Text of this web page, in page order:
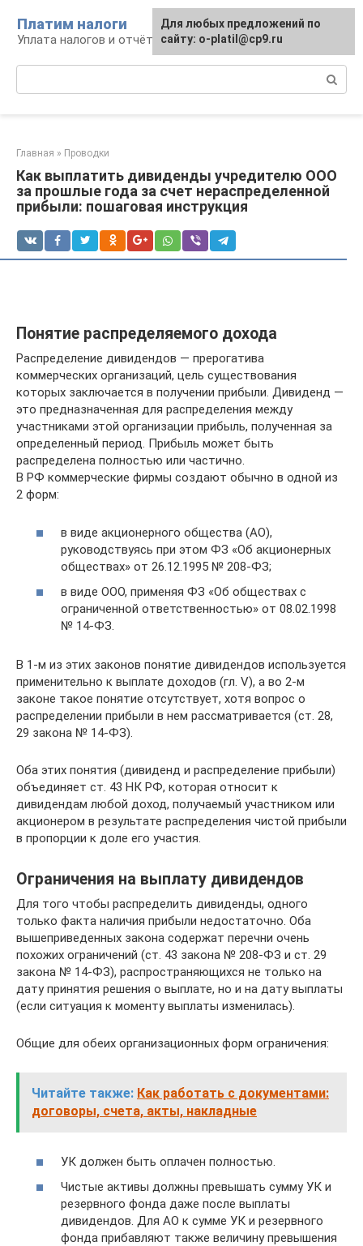
контенту
Платим налоги
Уплата налогов и отчётность
Главная » Проводки
Как выплатить дивиденды учредителю ООО
за прошлые года за счет нераспределенной
прибыли: пошаговая инструкция
Понятие распределяемого дохода
Распределение дивидендов — прерогатива
коммерческих организаций, цель существования
которых заключается в получении прибыли. Дивиденд —
это предназначенная для распределения между
участниками этой организации прибыль, полученная за
определенный период. Прибыль может быть
распределена полностью или частично.
В РФ коммерческие фирмы создают обычно в одной из
2 форм:
в виде акционерного общества (АО),
руководствуясь при этом ФЗ «Об акционерных
обществах» от 26.12.1995 № 208-ФЗ;
в виде ООО, применяя ФЗ «Об обществах с
ограниченной ответственностью» от 08.02.1998
№ 14-ФЗ.
В 1-м из этих законов понятие дивидендов используется
применительно к выплате доходов (гл. V), а во 2-м
законе такое понятие отсутствует, хотя вопрос о
распределении прибыли в нем рассматривается (ст. 28,
29 закона № 14-ФЗ).
Оба этих понятия (дивиденд и распределение прибыли)
объединяет ст. 43 НК РФ, которая относит к
дивидендам любой доход, получаемый участником или
акционером в результате распределения чистой прибыли
в пропорции к доле его участия.
Ограничения на выплату дивидендов
Для того чтобы распределить дивиденды, одного
только факта наличия прибыли недостаточно. Оба
вышеприведенных закона содержат перечни очень
похожих ограничений (ст. 43 закона № 208-ФЗ и ст. 29
закона № 14-ФЗ), распространяющихся не только на
дату принятия решения о выплате, но и на дату выплаты
(если ситуация к моменту выплаты изменилась).
Общие для обеих организационных форм ограничения:
Читайте также: Как работать с документами:
договоры, счета, акты, накладные
УК должен быть оплачен полностью.
Чистые активы должны превышать сумму УК и
резервного фонда даже после выплаты
дивидендов. Для АО к сумме УК и резервного
фонда прибавляют также величину превышения
Для любых предложений по
сайту: o-platil@cp9.ru